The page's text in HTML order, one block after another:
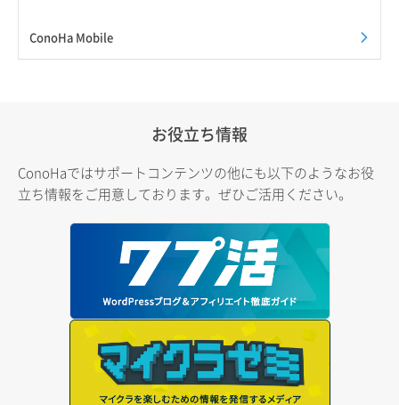
ConoHa Mobile
お役立ち情報
ConoHaではサポートコンテンツの他にも以下のようなお役
立ち情報をご用意しております。ぜひご活用ください。